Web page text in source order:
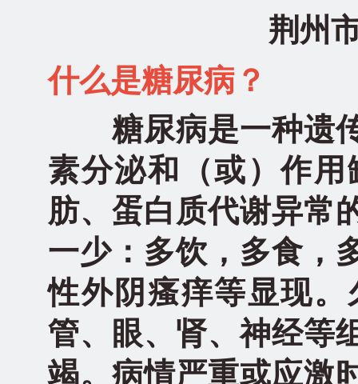
荆州
什么是糖尿病？
糖尿病是一种遗传
素分泌和（或）作
肪、蛋白质代谢异常
一少：多饮，多食，
性外阴瘙痒等显现
管、眼、肾、神经等
竭。病情严重或应激